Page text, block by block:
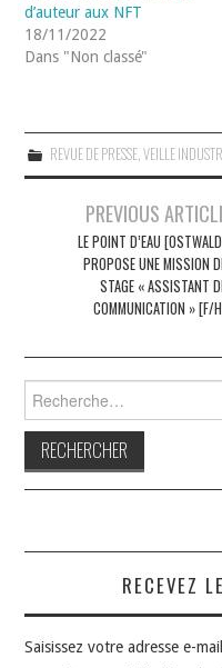
d’auteur aux NFT
18/11/2022
Dans "Non classé"
REVUE DE PRESSE,VEILLE
Navigation
articles
PREVIOUS
LE POINT D’EAU
PROPOSE UNE MISSION
STAGE « ASSISTANT
COMMUNICATION » [F/
RECEVEZ
Saisissez votre adresse e-